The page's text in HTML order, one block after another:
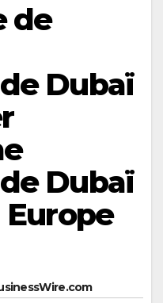
de
Dubaï
Dubaï
Europe